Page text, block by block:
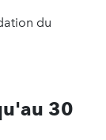
du
30